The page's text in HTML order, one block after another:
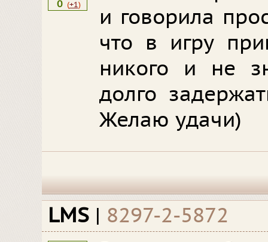
0 (+1)
и говорила
что в игру
никого и не
долго
Желаю удачи)
LMS | 8297-2-5872